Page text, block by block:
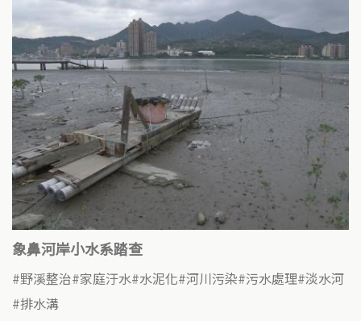
象鼻河岸小水系踏查
野溪整治 家庭汙水 水泥化 河川污染 污水處理 淡水河
排水溝